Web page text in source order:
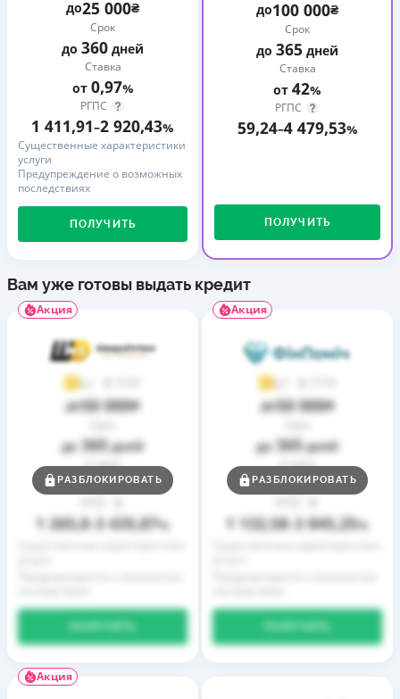
до25 000₴
Срок
до 360 дней
Ставка
от 0,97%
РГПС
1 411,91–2 920,43%
Существенные характеристики
услуги
Предупреждение о возможных
последствиях
ПОЛУЧИТЬ
до100 000₴
Срок
до 365 дней
Ставка
от 42%
РГПС
59,24–4 479,53%
ПОЛУЧИТЬ
Вам уже готовы выдать кредит
Акция
4,1
до50 000₴
до 365дней
Ставка
от0,01%
1 265,8 3 435,87%
РАЗБЛОКИРОВАТЬ
Акция
4,7
до50 000₴
до 365дней
Ставка
от0,01%
1 132,58 3 845,25%
РАЗБЛОКИРОВАТЬ
Акция